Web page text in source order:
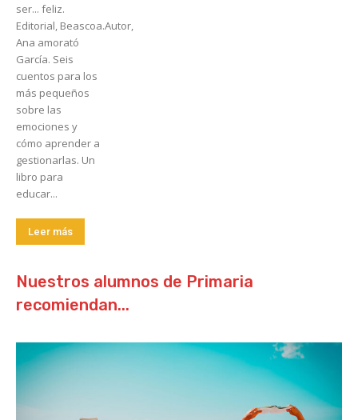
ser... feliz.
Editorial, Beascoa.Autor,
Ana amorató
García. Seis
cuentos para los
más pequeños
sobre las
emociones y
cómo aprender a
gestionarlas. Un
libro para
educar...
Leer más
Nuestros alumnos de Primaria
recomiendan...